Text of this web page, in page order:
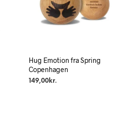
Hug Emotion fra Spring
Copenhagen
149,00kr.